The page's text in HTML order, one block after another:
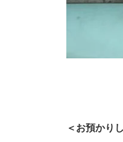
＜お預かり